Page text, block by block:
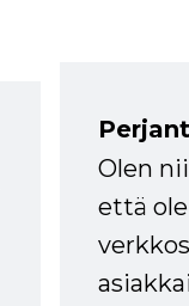
Olen
että